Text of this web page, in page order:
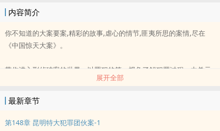
内容简介
你不知道的大案要案,精彩的故事,虐心的情节,匪夷所思的案情,尽在
《中国惊天大案》。
带你进入刑侦破案的世界，以罪犯的第一视角了解犯罪过程，由单元
案组成，哈尔滨绞肉机案、沈阳运钞车大案、东北长春地下皇案、辽
魔案、西安人皮马甲案等等，每个单元案罪犯极有代表性，犯罪动
机、手法都不同，天网恢恢疏而不漏，凶手插翅难逃，一起起扣人心
展开全部
最新章节
第148章 昆明特大犯罪团伙案-1